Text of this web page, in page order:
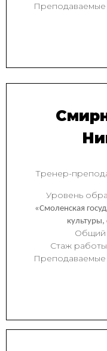
Тренер-
Уровень
«Смоленская
культуры,
Общий
Стаж работы